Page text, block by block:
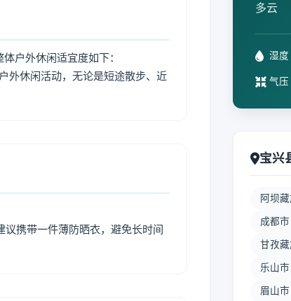
户外休闲适宜度如下：
外休闲活动，无论是短途散步、近
携带一件薄防晒衣，避免长时间
多云
湿度
气压
宝兴
阿坝
成都市
甘孜藏
乐山市
眉山市